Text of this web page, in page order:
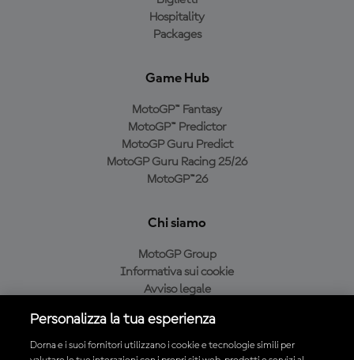
Hospitality
Packages
Game Hub
MotoGP™ Fantasy
MotoGP™ Predictor
MotoGP Guru Predict
MotoGP Guru Racing 25/26
MotoGP™26
Chi siamo
MotoGP Group
Informativa sui cookie
Avviso legale
Condizioni di acquisto
Personalizza la tua esperienza
Dorna e i suoi fornitori utilizzano i cookie e tecnologie simili per